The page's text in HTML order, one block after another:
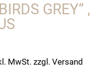
GREY“ ,
MwSt. zzgl. Versand